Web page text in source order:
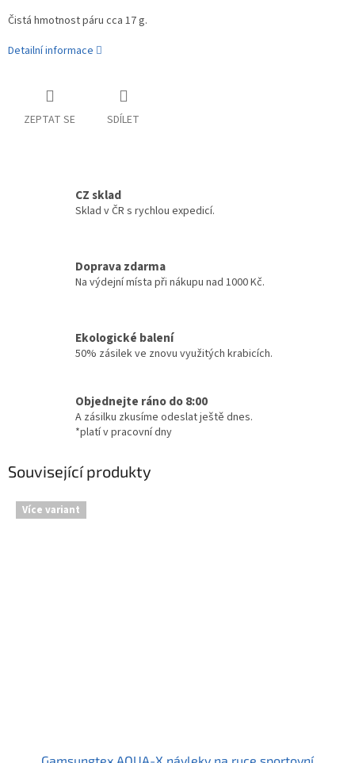
Čistá hmotnost páru cca 17 g.
Detailní informace
ZEPTAT SE SDÍLET
CZ sklad
Sklad v ČR s rychlou expedicí.
Doprava zdarma
Na výdejní místa při nákupu nad 1000 Kč.
Ekologické balení
50% zásilek ve znovu využitých krabicích.
Objednejte ráno do 8:00
A zásilku zkusíme odeslat ještě dnes.
*platí v pracovní dny
Související produkty
Více variant